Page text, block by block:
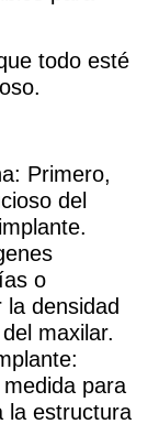
todo esté
: Primero,
del
o
la densidad
maxilar.
:
para
la estructura